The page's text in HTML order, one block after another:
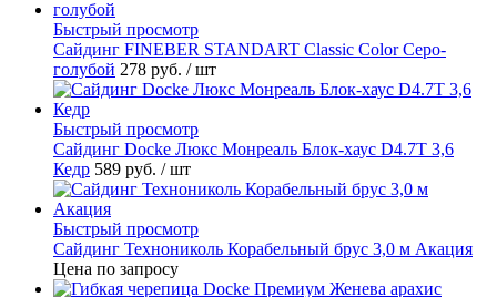
Быстрый просмотр
Cайдинг FINEBER STANDART Classic Color Серо-
голубой 278 руб. / шт
Быстрый просмотр
Сайдинг Docke Люкс Монреаль Блок-хаус D4.7T 3,6
Кедр 589 руб. / шт
Быстрый просмотр
Сайдинг Технониколь Корабельный брус 3,0 м Акация
Цена по запросу